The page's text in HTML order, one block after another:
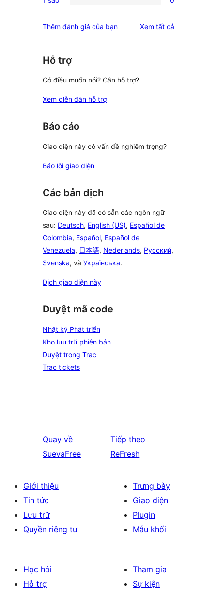
star
2-
reviews
0
star
Thêm đánh giá của bạn Xem tất cả
Hỗ trợ
Có điều muốn nói? Cần hỗ trợ?
Xem diễn đàn hỗ trợ
Báo cáo
Giao diện này có vấn đề nghiêm trọng?
Báo lỗi giao diện
Các bản dịch
Giao diện này đã có sẵn các ngôn ngữ
sau: Deutsch, English (US), Español de
Colombia, Español, Español de
Venezuela, 日本語, Nederlands, Русский,
Svenska, và Українська.
Dịch giao diện này
Duyệt mã code
Nhật ký Phát triển
Kho lưu trữ phiên bản
Duyệt trong Trac
Trac tickets
Quay về
SuevaFree
Tiếp theo
ReFresh
Giới thiệu
Tin tức
Lưu trữ
Quyền riêng tư
Trưng bày
Giao diện
Plugin
Mẫu khối
Học hỏi
Hỗ trợ
Tham gia
Sự kiện